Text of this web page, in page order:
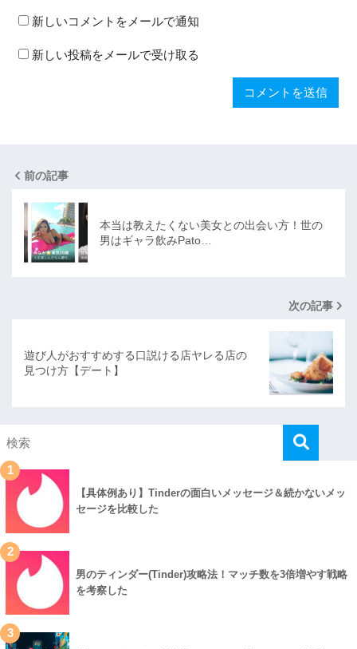
新しいコメントをメールで通知
新しい投稿をメールで受け取る
前の記事
本当は教えたくない美女との出会い方！世の
男はギャラ飲みPato…
次の記事
遊び人がおすすめする口説ける店ヤレる店の
見つけ方【デート】
1
【具体例あり】Tinderの面白いメッセージ＆続かないメッ
セージを比較した
2
男のティンダー(Tinder)攻略法！マッチ数を3倍増やす戦略
を考察した
3